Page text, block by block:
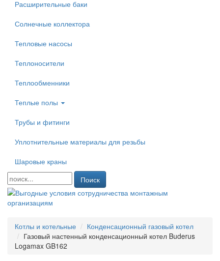
Расширительные баки
Солнечные коллектора
Тепловые насосы
Теплоносители
Теплообменники
Теплые полы
Трубы и фитинги
Уплотнительные материалы для резьбы
Шаровые краны
Поиск
Котлы и котельные
Конденсационный газовый котел
Газовый настенный конденсационный котел Buderus
Logamax GB162